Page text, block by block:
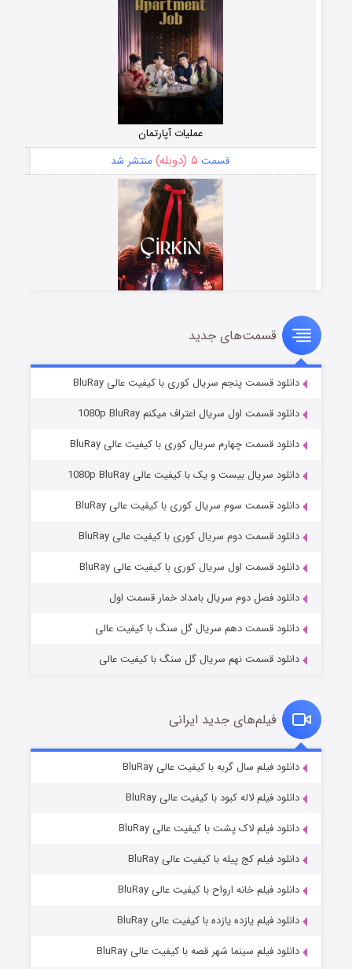
عملیات آپارتمان
قسمت ۵ (دوبله) منتشر شد
سریال زشت
قسمت۲ (زیرنویس) منتشر شد
مردگان متحرک: شهر مرده ۳
قسمت۲ (زیرنویس) منتشر شد
قسمت۷ (زیرنویس) منتشر شد
قسمت‌های جدید
دانلود قسمت پنجم سریال کوری با کیفیت عالی BluRay
دانلود قسمت اول سریال اعتراف میکنم 1080p BluRay
دانلود قسمت چهارم سریال کوری با کیفیت عالی BluRay
دانلود سریال بیست و یک با کیفیت عالی 1080p BluRay
دانلود قسمت سوم سریال کوری با کیفیت عالی BluRay
دانلود قسمت دوم سریال کوری با کیفیت عالی BluRay
دانلود قسمت اول سریال کوری با کیفیت عالی BluRay
دانلود فصل دوم سریال بامداد خمار قسمت اول
دانلود قسمت دهم سریال گل سنگ با کیفیت عالی
دانلود قسمت نهم سریال گل سنگ با کیفیت عالی
فیلم‌های جدید ایرانی
دانلود فیلم سال گربه با کیفیت عالی BluRay
دانلود فیلم لاله کبود با کیفیت عالی BluRay
دانلود فیلم لاک پشت با کیفیت عالی BluRay
دانلود فیلم کج‌ پیله با کیفیت عالی BluRay
دانلود فیلم خانه ارواح با کیفیت عالی BluRay
دانلود فیلم یازده یازده با کیفیت عالی BluRay
دانلود فیلم سینما شهر قصه با کیفیت عالی BluRay